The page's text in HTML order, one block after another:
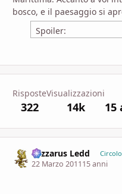
bosco, e il paesaggio si
Spoiler:
Risposte
322
Visualizzazioni
14k 15
Lazzarus Ledd
22 Marzo 201115 anni